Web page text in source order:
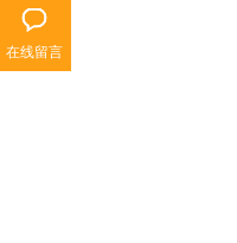
在线留言